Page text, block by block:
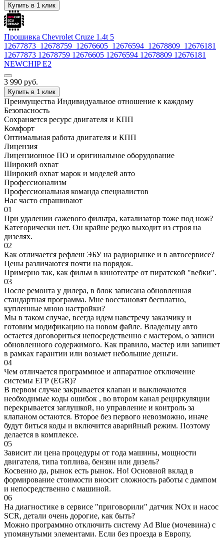
Купить в 1 клик
Прошивка Chevrolet Cruze 1.4t 5
12677873_12678759_12676605_12676594_12678809_12676181
12677873 12678759 12676605 12676594 12678809 12676181
NEWCHIP E2
3 990 руб.
Купить в 1 клик
Преимущества Индивидуальное отношение к каждому
Безопасность
Сохраняется ресурс двигателя и КПП
Комфорт
Оптимальная работа двигателя и КПП
Лицензия
Лицензионное ПО и оригинальное оборудование
Широкий охват
Широкий охват марок и моделей авто
Профессионализм
Профессиональная команда специалистов
Нас часто спрашивают
01
При удалении сажевого фильтра, катализатор тоже под нож?
Категорически нет. Он крайне редко выходит из строя на
дизелях.
02
Как отличается рефлеш ЭБУ на радиорынке и в автосервисе?
Цены различаются почти на порядок.
Примерно так, как фильм в кинотеатре от пиратской "вебки".
03
После ремонта у дилера, в блок записана обновленная
стандартная программа. Мне восстановят бесплатно,
купленные мною настройки?
Мы в таком случае, всегда идем навстречу заказчику и
готовим модификацию на новом файле. Владельцу авто
остается договориться непосредственно с мастером, о записи
обновленного содержимого. Как правило, мастер или запишет
в рамках гарантии или возьмет небольшие деньги.
04
Чем отличается программное и аппаратное отключение
системы ЕГР (EGR)?
В первом случае закрывается клапан и выключаются
необходимые коды ошибок , во втором канал рециркуляции
перекрывается заглушкой, но управление и контроль за
клапаном остаются. Второе без первого невозможно, иначе
будут биться коды и включится аварийный режим. Поэтому
делается в комплексе.
05
Зависит ли цена процедуры от года машины, мощности
двигателя, типа топлива, бензин или дизель?
Косвенно да, рынок есть рынок. Но! Основной вклад в
формирование стоимости вносит сложность работы с дампом
и непосредственно с машиной.
06
На диагностике в сервисе "приговорили" датчик NOx и насос
SCR, детали очень дорогие, как быть?
Можно программно отключить систему Ad Blue (мочевина) с
упомянутыми элементами. Если без проезда в Европу,